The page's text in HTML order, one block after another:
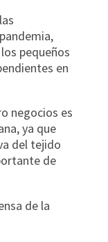
pequeños
en
negocios es
ya que
del tejido
de
de la